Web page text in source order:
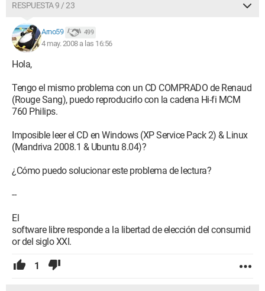
RESPUESTA 9 / 23
Arno59 499
4 may. 2008 a las 16:56
Hola,
Tengo el mismo problema con un CD COMPRADO de Renaud
(Rouge Sang), puedo reproducirlo con la cadena Hi-fi MCM
760 Philips.
Imposible leer el CD en Windows (XP Service Pack 2) & Linux
(Mandriva 2008.1 & Ubuntu 8.04)?
¿Cómo puedo solucionar este problema de lectura?
--
El
software libre responde a la libertad de elección del consumid
or del siglo XXI.
1